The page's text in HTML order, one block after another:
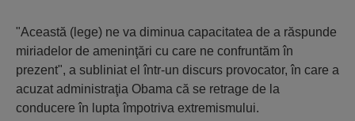
"Această (lege) ne va diminua capacitatea de a răspunde
miriadelor de ameninţări cu care ne confruntăm în
prezent", a subliniat el într-un discurs provocator, în care a
acuzat administraţia Obama că se retrage de la
conducere în lupta împotriva extremismului.